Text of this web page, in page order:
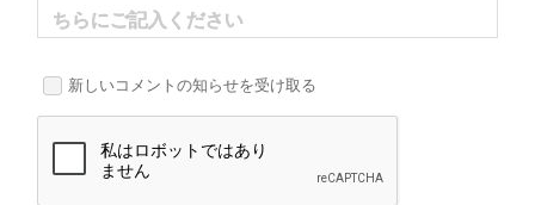
ちらにご記入ください
新しいコメントの知らせを受け取る